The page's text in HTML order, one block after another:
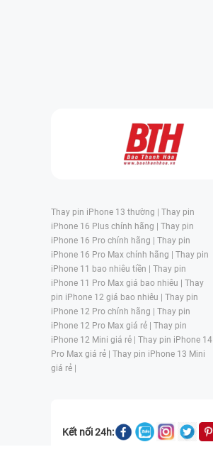
Thay pin iPhone 13 thường | Thay pin
iPhone 16 Plus chính hãng | Thay pin
iPhone 16 Pro chính hãng | Thay pin
iPhone 16 Pro Max chính hãng | Thay pin
iPhone 11 bao nhiêu tiền | Thay pin
iPhone 11 Pro Max giá bao nhiêu | Thay
pin iPhone 12 giá bao nhiêu | Thay pin
iPhone 12 Pro chính hãng | Thay pin
iPhone 12 Pro Max giá rẻ | Thay pin
iPhone 12 Mini giá rẻ | Thay pin iPhone 14
Pro Max giá rẻ | Thay pin iPhone 13 Mini
giá rẻ |
Kết nối 24h: